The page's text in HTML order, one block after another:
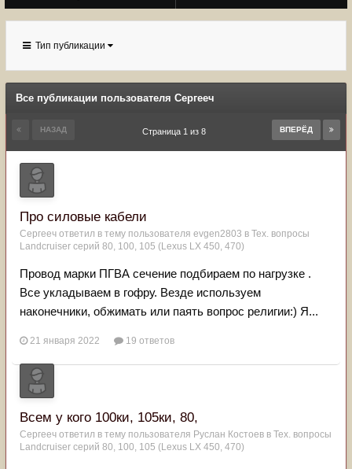
Тип публикации
Все публикации пользователя Сергееч
НАЗАД ВПЕРЁД
Страница 1 из 8
Про силовые кабели
Сергееч ответил в тему пользователя evgen2803 в Тех. вопросы
Landcruiser серий 80, 100, 105 (Lexus LX 450, 470)
Провод марки ПГВА сечение подбираем по нагрузке .
Все укладываем в гофру. Везде используем
наконечники, обжимать или паять вопрос религии:) Я...
21 января 2022 19 ответов
Вcем у кого 100ки, 105ки, 80,
Сергееч ответил в тему пользователя Руслан Костоев в Тех. вопросы
Landcruiser серий 80, 100, 105 (Lexus LX 450, 470)